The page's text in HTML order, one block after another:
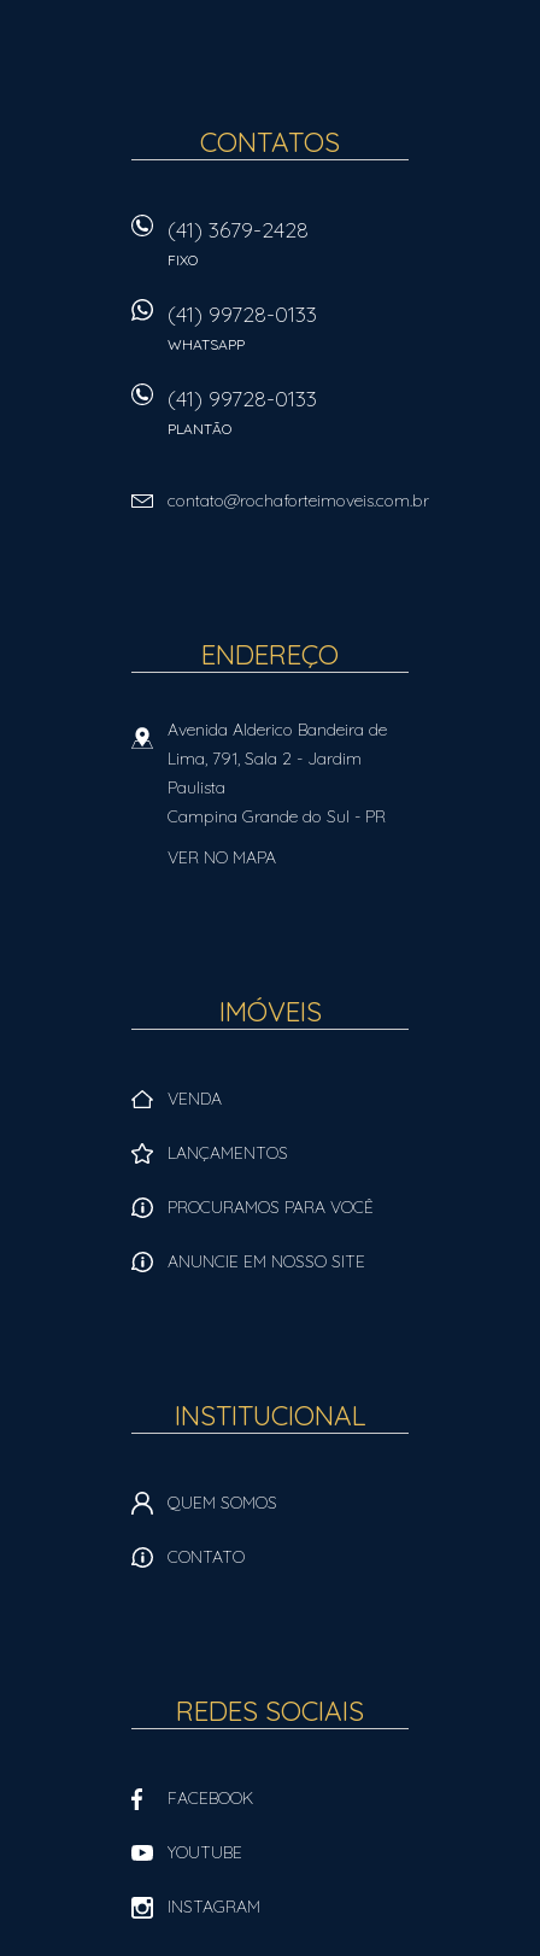
CONTATOS
(41) 3679-2428
FIXO
(41) 99728-0133
WHATSAPP
(41) 99728-0133
PLANTÃO
contato@rochaforteimoveis.com.br
ENDEREÇO
Avenida Alderico Bandeira de
Lima, 791, Sala 2 - Jardim
Paulista
Campina Grande do Sul - PR
VER NO MAPA
IMÓVEIS
VENDA
LANÇAMENTOS
PROCURAMOS PARA VOCÊ
ANUNCIE EM NOSSO SITE
INSTITUCIONAL
QUEM SOMOS
CONTATO
REDES SOCIAIS
FACEBOOK
YOUTUBE
INSTAGRAM